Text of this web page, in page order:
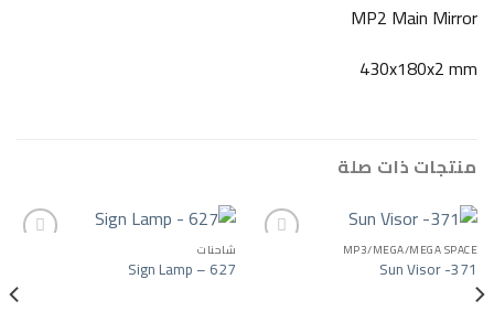
MP2
صلة
MP3/
to wishlist Sign Lamp – 627